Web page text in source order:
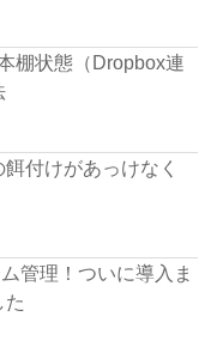
棚状態（Dropbox連
付けがあっけなく
管理！ついに導入ま
た